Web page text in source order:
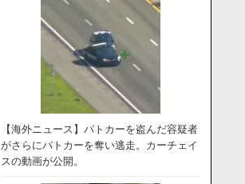
【海外ニュース】パトカーを盗んだ容疑者
がさらにパトカーを奪い逃走。カーチェイ
スの動画が公開。